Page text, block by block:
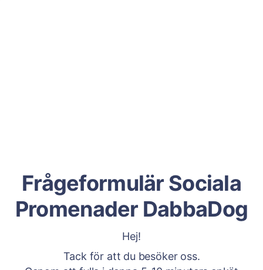
Frågeformulär Sociala
Promenader DabbaDog
Hej!
Tack för att du besöker oss.